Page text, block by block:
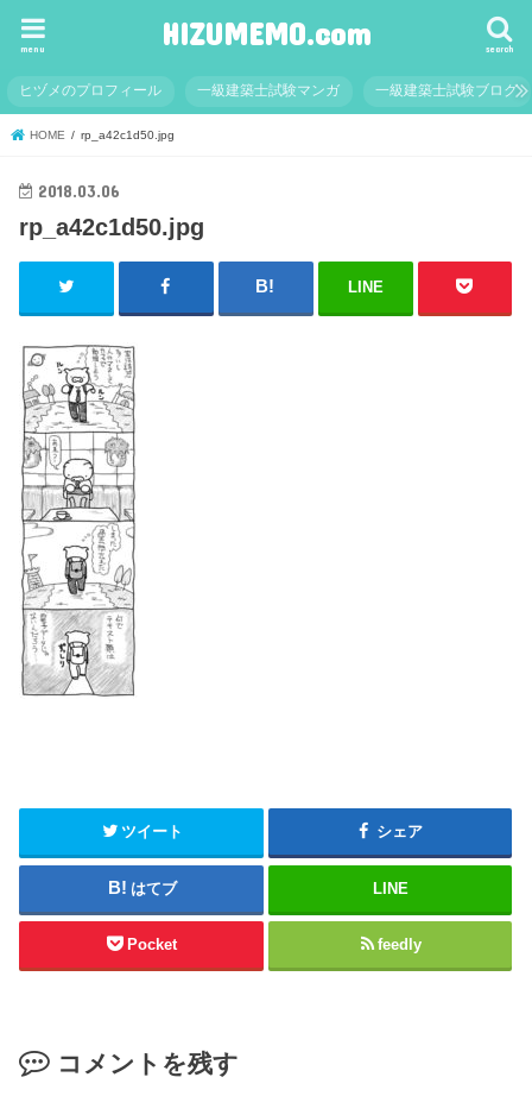
HIZUMEMO.com search
menu
ヒヅメのプロフィール 一級建築士試験マンガ 一級建築士試験ブログ
HOME rp_a42c1d50.jpg
2018.03.06
rp_a42c1d50.jpg
LINE
ツイート シェア
はてブ LINE
Pocket feedly
コメントを残す